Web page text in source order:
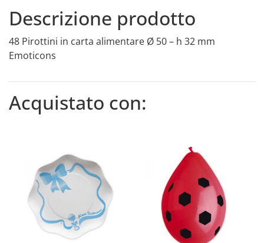
Descrizione prodotto
48 Pirottini in carta alimentare Ø 50 – h 32 mm
Emoticons
Acquistato con: